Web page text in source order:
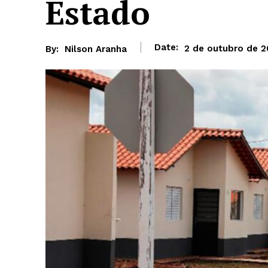
Estado
By: Nilson Aranha Date: 2 de outubro de